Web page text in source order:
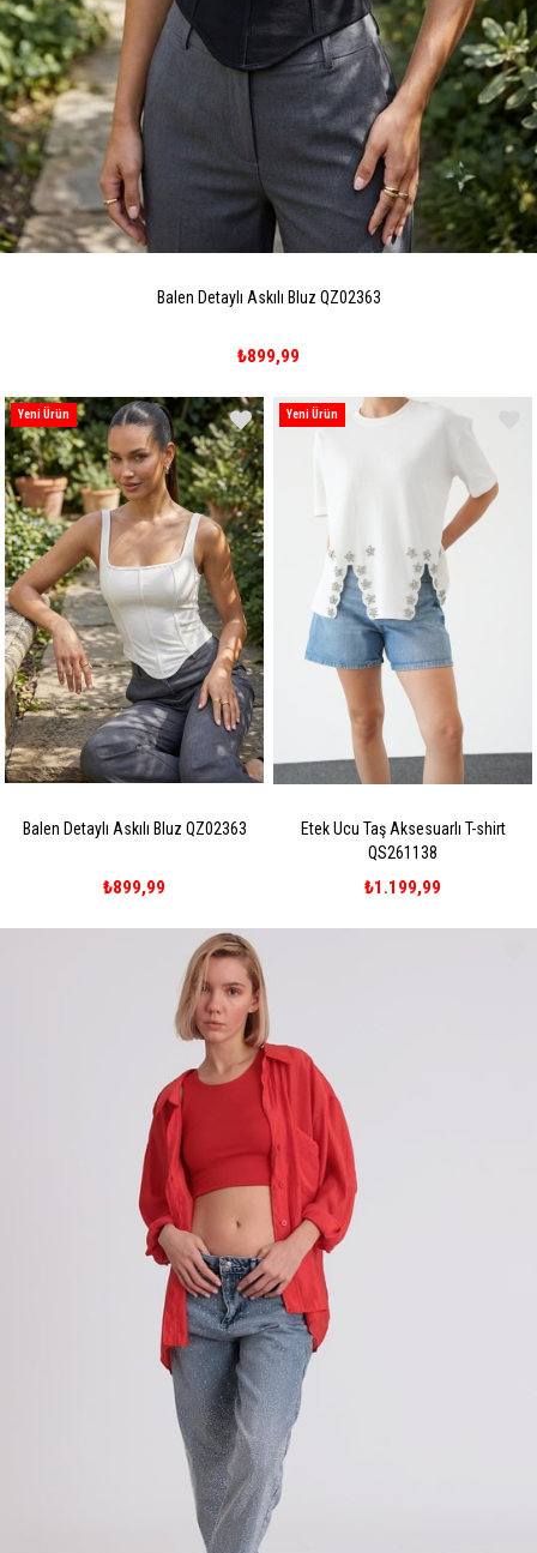
Balen Detaylı Askılı Bluz QZ02363
₺899,99
Balen Detaylı Askılı Bluz QZ02363
₺899,99
Yeni Ürün
Etek Ucu Taş Aksesuarlı T-shirt
QS261138
₺1.199,99
Yeni Ürün